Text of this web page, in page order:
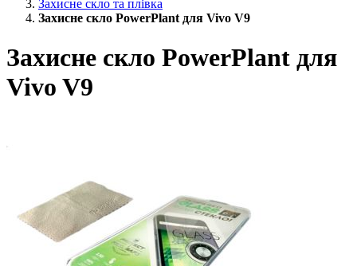
Захисне скло та плівка
Захисне скло PowerPlant для Vivo V9
Захисне скло PowerPlant для
Vivo V9